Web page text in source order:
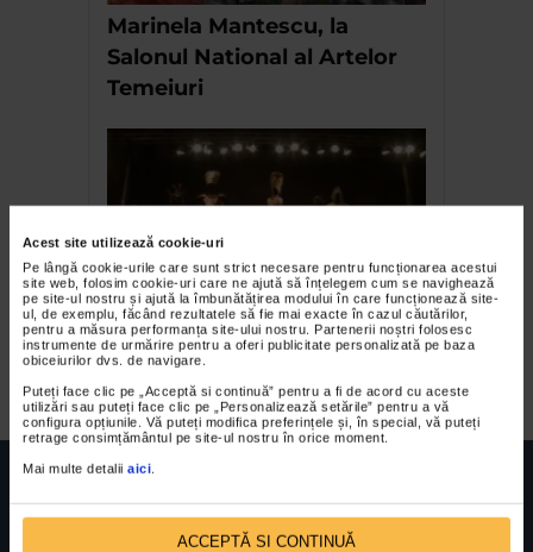
Acest site utilizează cookie-uri
Pe lângă cookie-urile care sunt strict necesare pentru funcționarea acestui
site web, folosim cookie-uri care ne ajută să înțelegem cum se navighează
pe site-ul nostru și ajută la îmbunătățirea modului în care funcționează site-
ul, de exemplu, făcând rezultatele să fie mai exacte în cazul căutărilor,
pentru a măsura performanța site-ului nostru. Partenerii noștri folosesc
instrumente de urmărire pentru a oferi publicitate personalizată pe baza
obiceiurilor dvs. de navigare.
Puteți face clic pe „Acceptă si continuă” pentru a fi de acord cu aceste
utilizări sau puteți face clic pe „Personalizează setările” pentru a vă
configura opțiunile. Vă puteți modifica preferințele și, în special, vă puteți
retrage consimțământul pe site-ul nostru în orice moment.
Mai multe detalii aici
ACCEPTĂ SI CONTINUĂ
Marinela Mantescu, la
Salonul National al Artelor
Temeiuri
Doina Levintza in detalii si
accesorii